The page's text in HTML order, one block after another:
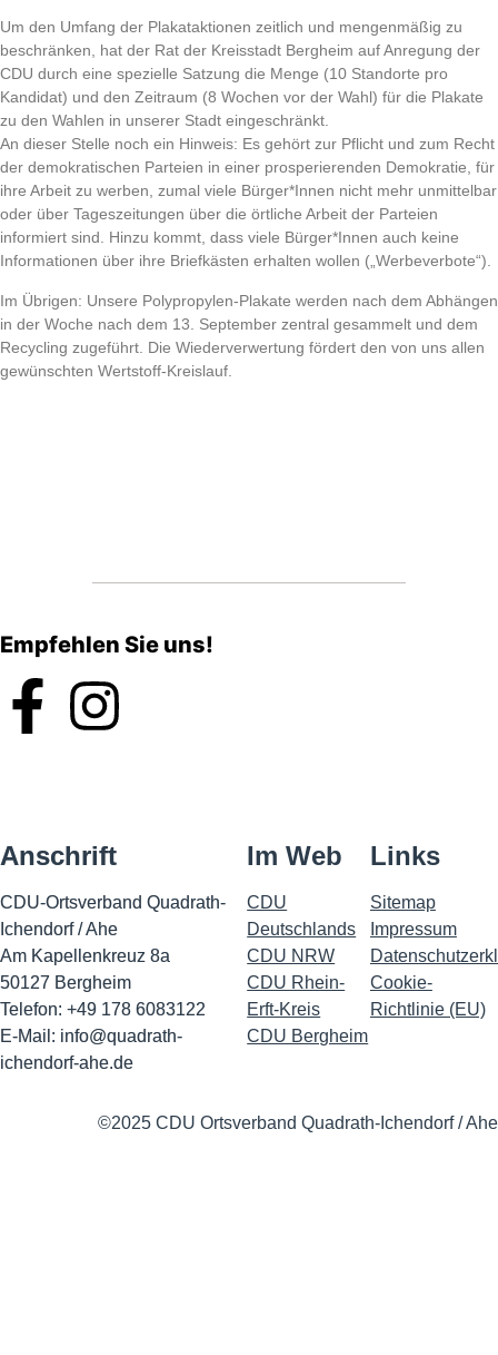
Um den Umfang der Plakataktionen zeitlich und mengenmäßig zu
beschränken, hat der Rat der Kreisstadt Bergheim auf Anregung der
CDU durch eine spezielle Satzung die Menge (10 Standorte pro
Kandidat) und den Zeitraum (8 Wochen vor der Wahl) für die Plakate
zu den Wahlen in unserer Stadt eingeschränkt.
An dieser Stelle noch ein Hinweis: Es gehört zur Pflicht und zum Recht
der demokratischen Parteien in einer prosperierenden Demokratie, für
ihre Arbeit zu werben, zumal viele Bürger*Innen nicht mehr unmittelbar
oder über Tageszeitungen über die örtliche Arbeit der Parteien
informiert sind. Hinzu kommt, dass viele Bürger*Innen auch keine
Informationen über ihre Briefkästen erhalten wollen („Werbeverbote“).
Im Übrigen: Unsere Polypropylen-Plakate werden nach dem Abhängen
in der Woche nach dem 13. September zentral gesammelt und dem
Recycling zugeführt. Die Wiederverwertung fördert den von uns allen
gewünschten Wertstoff-Kreislauf.
Empfehlen Sie uns!
Anschrift
CDU-Ortsverband Quadrath-
Ichendorf / Ahe
Am Kapellenkreuz 8a
50127 Bergheim
Telefon: +49 178 6083122
E-Mail: info@quadrath-
ichendorf-ahe.de
Im Web
CDU
Deutschlands
CDU NRW
CDU Rhein-
Erft-Kreis
CDU Bergheim
Links
Sitemap
Impressum
Cookie-
Richtlinie (EU)
©2025 CDU Ortsverband Quadrath-Ichendorf / Ahe